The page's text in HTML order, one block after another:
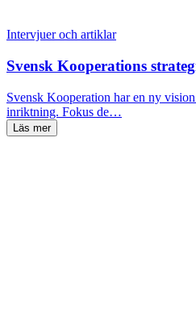
Intervjuer och artiklar
Svensk Kooperations
Svensk Kooperation har en ny
inriktning. Fokus de…
Läs mer